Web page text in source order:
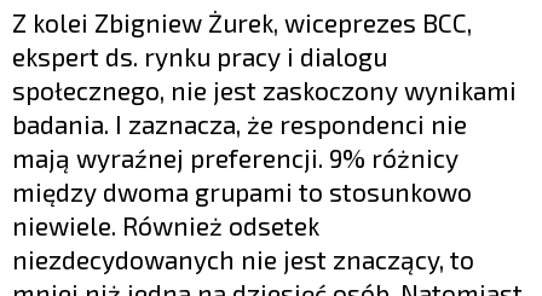
Z kolei Zbigniew Żurek, wiceprezes BCC,
ekspert ds. rynku pracy i dialogu
społecznego, nie jest zaskoczony wynikami
badania. I zaznacza, że respondenci nie
mają wyraźnej preferencji. 9% różnicy
między dwoma grupami to stosunkowo
niewiele. Również odsetek
niezdecydowanych nie jest znaczący, to